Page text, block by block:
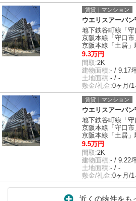
賃貸｜マンション
ウエリスアーバン
地下鉄谷町線「
京阪本線「守口
京阪本線「土居
9.3万円
間取:2K
建物面積:- / 9.17
土地面積:- / -
敷金/礼金:0ヶ月/1
賃貸｜マンション
ウエリスアーバン
地下鉄谷町線「
京阪本線「守口
京阪本線「土居
9.5万円
間取:2K
建物面積:- / 9.22
土地面積:- / -
敷金/礼金:0ヶ月/1
近くの物件をも